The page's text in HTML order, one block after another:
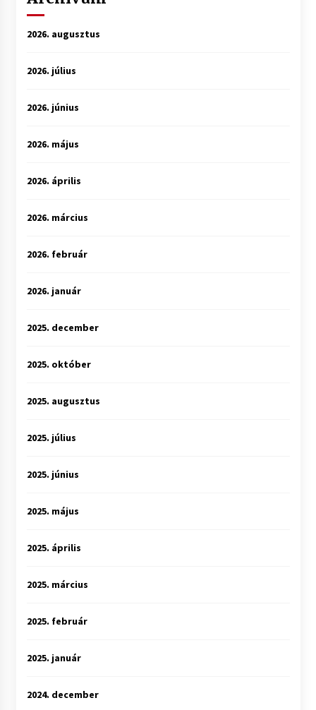
2026. augusztus
2026. július
2026. június
2026. május
2026. április
2026. március
2026. február
2026. január
2025. december
2025. október
2025. augusztus
2025. július
2025. június
2025. május
2025. április
2025. március
2025. február
2025. január
2024. december